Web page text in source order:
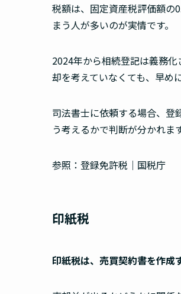
税額は、固定資産税評価額の
まう人が多いのが実情です。
2024年から相続登記は義務
却を考えていなくても、早め
司法書士に依頼する場合、登
う考えるかで判断が分かれます
参照：登録免許税｜国税庁
印紙税
印紙税は、売買契約書を作成